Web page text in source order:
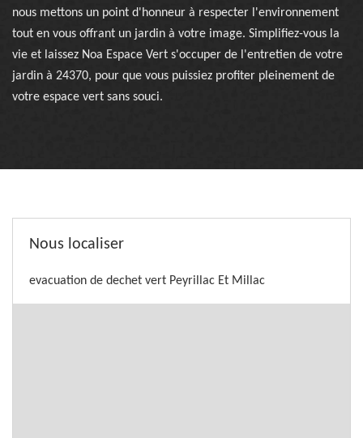
nous mettons un point d'honneur à respecter l'environnement
tout en vous offrant un jardin à votre image. Simplifiez-vous la
vie et laissez Noa Espace Vert s'occuper de l'entretien de votre
jardin à 24370, pour que vous puissiez profiter pleinement de
votre espace vert sans souci.
Nous localiser
evacuation de dechet vert Peyrillac Et Millac